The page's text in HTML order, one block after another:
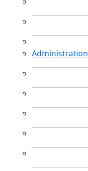
Administration